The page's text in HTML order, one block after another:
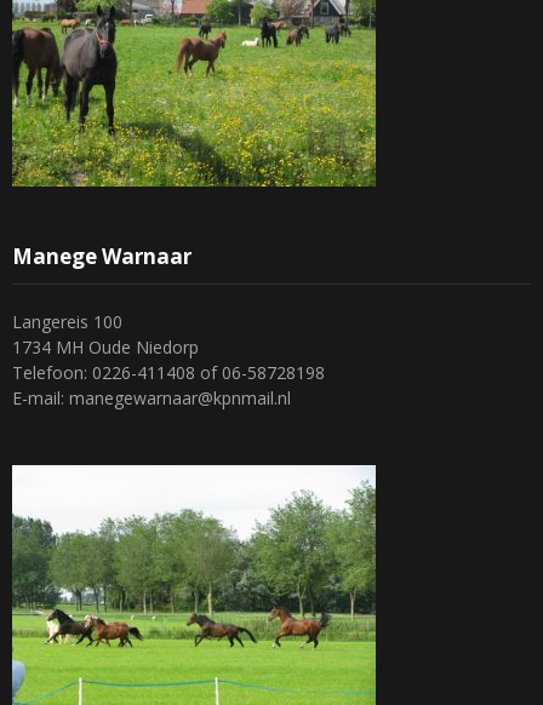
Manege Warnaar
Langereis 100
1734 MH Oude Niedorp
Telefoon: 0226-411408 of 06-58728198
E-mail: manegewarnaar@kpnmail.nl